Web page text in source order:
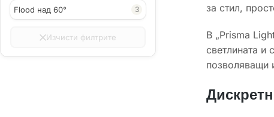
Flood над 60° 3
Изчисти филтрите
за стил,
В „Prisma
светлината и
позволяващи